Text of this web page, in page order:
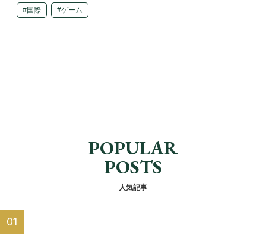
国際 ゲーム
POPULAR
POSTS
人気記事